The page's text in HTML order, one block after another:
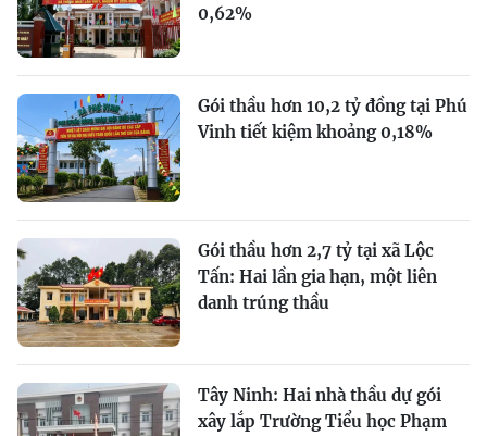
0,62%
Gói thầu hơn 10,2 tỷ đồng tại Phú
Vinh tiết kiệm khoảng 0,18%
Gói thầu hơn 2,7 tỷ tại xã Lộc
Tấn: Hai lần gia hạn, một liên
danh trúng thầu
Tây Ninh: Hai nhà thầu dự gói
xây lắp Trường Tiểu học Phạm